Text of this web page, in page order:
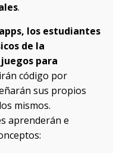
.
los estudiantes
de la
para
código por
sus propios
mismos.
aprenderán e